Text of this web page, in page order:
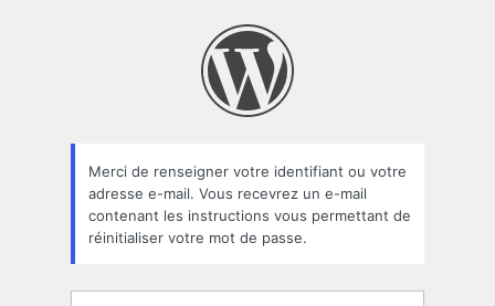
oublié
Merci de renseigner votre identifiant ou votre
adresse e-mail. Vous recevrez un e-mail
contenant les instructions vous permettant de
réinitialiser votre mot de passe.